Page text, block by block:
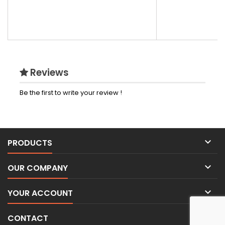
Reviews
Be the first to write your review !
PRODUCTS 
OUR COMPANY 
YOUR ACCOUNT 
CONTACT